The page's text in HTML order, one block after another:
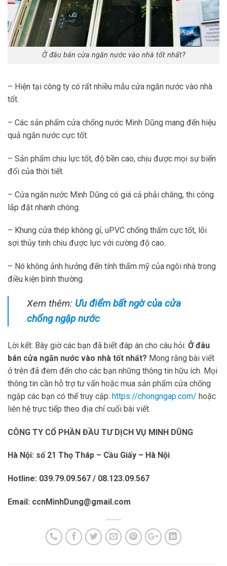
Ở đâu bán cửa ngăn nước vào nhà tốt nhất?
– Hiện tại công ty có rất nhiều mẫu cửa ngăn nước vào nhà
tốt.
– Các sản phẩm cửa chống nước Minh Dũng mang đến hiệu
quả ngăn nước cực tốt.
– Sản phẩm chịu lực tốt, độ bền cao, chịu được mọi sự biến
đổi của thời tiết.
– Cửa ngăn nước Minh Dũng có giá cả phải chăng, thi công
lắp đặt nhanh chóng.
– Khung cửa thép không gỉ, uPVC chống thấm cực tốt, lõi
sợi thủy tinh chịu được lực với cường độ cao.
– Nó không ảnh hưởng đến tính thẩm mỹ của ngôi nhà trong
điều kiện bình thường.
Xem thêm: Ưu điểm bất ngờ của cửa
chống ngập nước
Lời kết: Bây giờ các bạn đã biết đáp án cho câu hỏi: Ở đâu
bán cửa ngăn nước vào nhà tốt nhất? Mong rằng bài viết
ở trên đã đem đến cho các bạn những thông tin hữu ích. Mọi
thông tin cần hỗ trợ tư vấn hoặc mua sản phẩm cửa chống
ngập các bạn có thể truy cập: https://chongngap.com/ hoặc
liên hệ trực tiếp theo địa chỉ cuối bài viết.
CÔNG TY CỔ PHẦN ĐẦU TƯ DỊCH VỤ MINH DŨNG
Hà Nội: số 21 Thọ Tháp – Cầu Giấy – Hà Nội
Hotline: 039.79.09.567 / 08.123.09.567
Email: ccnMinhDung@gmail.com